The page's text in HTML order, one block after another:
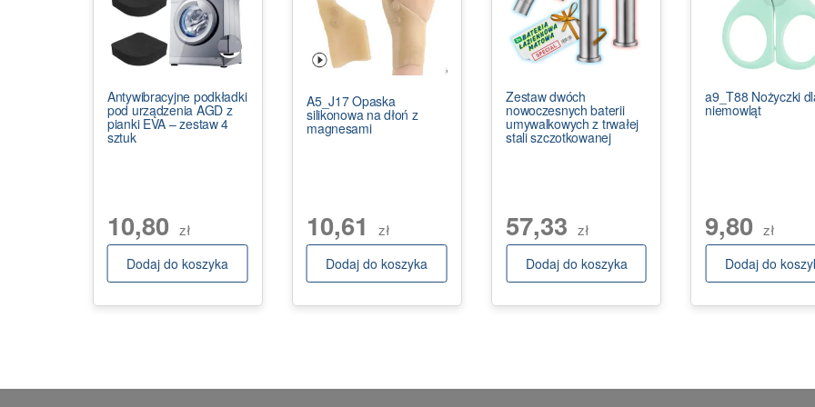
Antywibracyjne podkładki
pod urządzenia AGD z
pianki EVA – zestaw 4
sztuk
10,80 zł
Dodaj do koszyka
A5_J17 Opaska
silikonowa na dłoń z
magnesami
10,61 zł
Dodaj do koszyka
Zestaw dwóch
nowoczesnych baterii
umywalkowych z trwałej
stali szczotkowanej
57,33 zł
Dodaj do koszyka
a9_T88 Nożyczki
niemowląt
9,80 zł
Dodaj do